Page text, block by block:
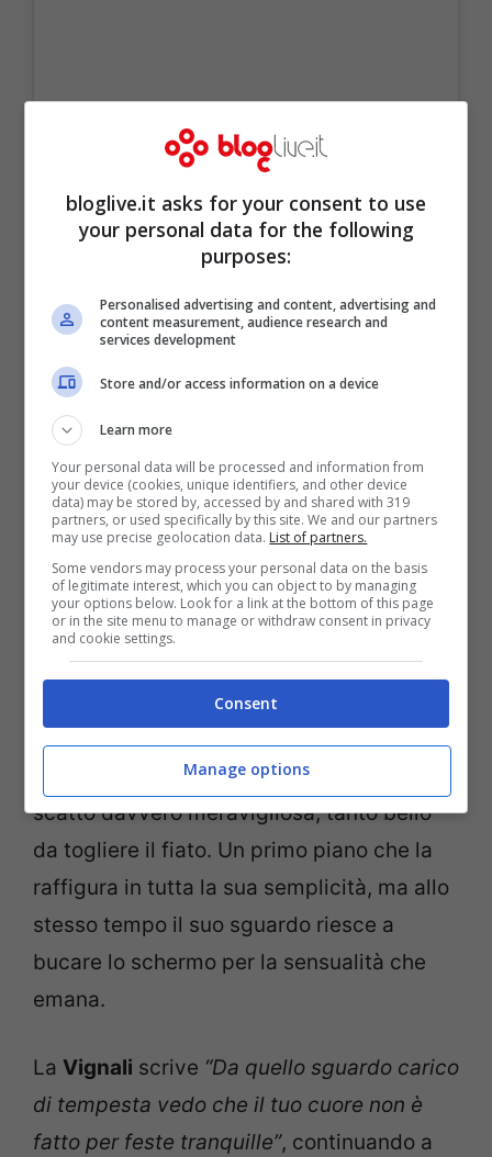
L’influencer emiliana non ha assolutamente
mora ha regalato ai suoi follower uno
scatto davvero meravigliosa, tanto bello
da togliere il fiato. Un primo piano che la
raffigura in tutta la sua semplicità, ma allo
stesso tempo il suo sguardo riesce a
bucare lo schermo per la sensualità che
emana.
La Vignali scrive “Da quello sguardo carico
di tempesta vedo che il tuo cuore non è
fatto per feste tranquille”, continuando a
bloglive.it asks for your consent to use
your personal data for the following
purposes:
Personalised advertising and content, advertising and
content measurement, audience research and
services development
Store and/or access information on a device
Learn more
Your personal data will be processed and information from
your device (cookies, unique identifiers, and other device
data) may be stored by, accessed by and shared with 319
partners, or used specifically by this site. We and our partners
may use precise geolocation data. List of partners.
Some vendors may process your personal data on the basis
of legitimate interest, which you can object to by managing
your options below. Look for a link at the bottom of this page
or in the site menu to manage or withdraw consent in privacy
and cookie settings.
Consent
Manage options